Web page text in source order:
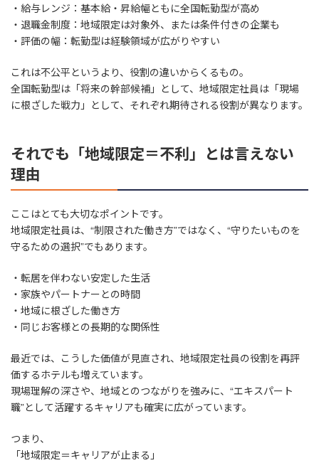
・給与レンジ：基本給・昇給幅ともに全国転勤型が高め
・退職金制度：地域限定は対象外、または条件付きの企業も
・評価の幅：転勤型は経験領域が広がりやすい
これは不公平というより、役割の違いからくるもの。
全国転勤型は「将来の幹部候補」として、地域限定社員は「現場
に根ざした戦力」として、それぞれ期待される役割が異なります。
それでも「地域限定＝不利」とは言えない
理由
ここはとても大切なポイントです。
地域限定社員は、“制限された働き方”ではなく、“守りたいものを
守るための選択”でもあります。
・転居を伴わない安定した生活
・家族やパートナーとの時間
・地域に根ざした働き方
・同じお客様との長期的な関係性
最近では、こうした価値が見直され、地域限定社員の役割を再評
価するホテルも増えています。
現場理解の深さや、地域とのつながりを強みに、“エキスパート
職”として活躍するキャリアも確実に広がっています。
つまり、
「地域限定＝キャリアが止まる」